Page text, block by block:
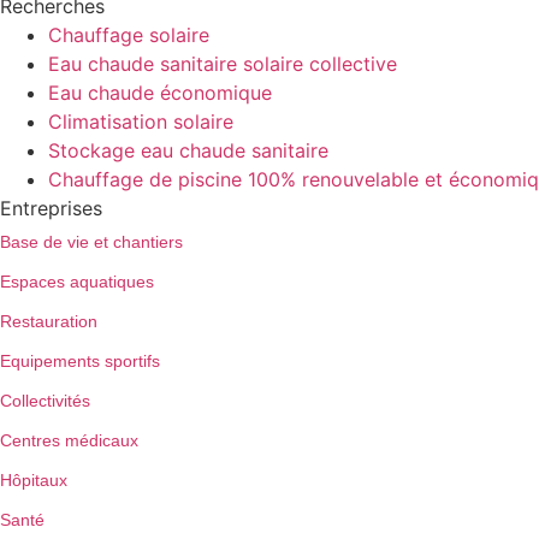
Recherches
Chauffage solaire
Eau chaude sanitaire solaire collective
Eau chaude économique
Climatisation solaire
Stockage eau chaude sanitaire
Chauffage de piscine 100% renouvelable et
Entreprises
Base de vie et chantiers
Espaces aquatiques
Restauration
Equipements sportifs
Collectivités
Centres médicaux
Hôpitaux
Santé